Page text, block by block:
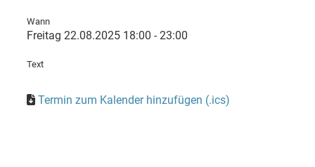
Wann
Freitag 22.08.2025 18:00 - 23:00
Text
Termin zum Kalender hinzufügen (.ics)